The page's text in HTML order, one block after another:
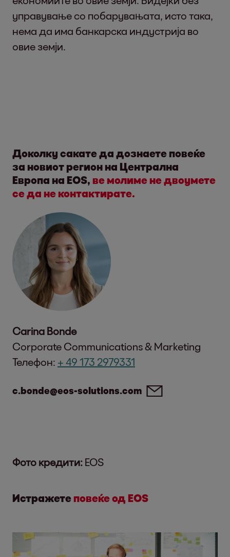
управување со побарувањата, исто така,
нема да има банкарска индустрија во
овие земји.
Доколку сакате да дознаете повеќе
за новиот регион на Централна
Европа на EOS, ве молиме не двоумете
се да не контактирате.
Carina Bonde
Corporate Communications & Marketing
Телефон: + 49 173 2979331
c.bonde@eos-solutions.com
Фото кредити: EOS
Истражете повеќе од EOS